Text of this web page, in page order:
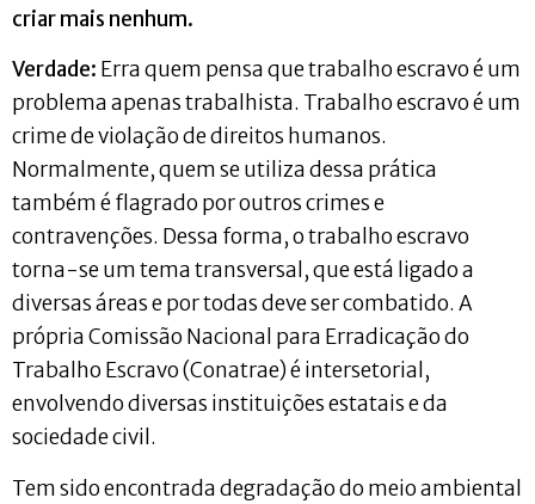
criar mais nenhum.
Verdade: Erra quem pensa que trabalho escravo é um
problema apenas trabalhista. Trabalho escravo é um
crime de violação de direitos humanos.
Normalmente, quem se utiliza dessa prática
também é flagrado por outros crimes e
contravenções. Dessa forma, o trabalho escravo
torna-se um tema transversal, que está ligado a
diversas áreas e por todas deve ser combatido. A
própria Comissão Nacional para Erradicação do
Trabalho Escravo (Conatrae) é intersetorial,
envolvendo diversas instituições estatais e da
sociedade civil.
Tem sido encontrada degradação do meio ambiental